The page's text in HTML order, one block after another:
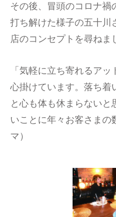
その後、冒頭のコロナ禍
打ち解けた様子の五十川
店のコンセプトを尋ねま
「気軽に立ち寄れるア
心掛けています。落ち着
と心も体も休まらないと
いことに年々お客さまの
マ）